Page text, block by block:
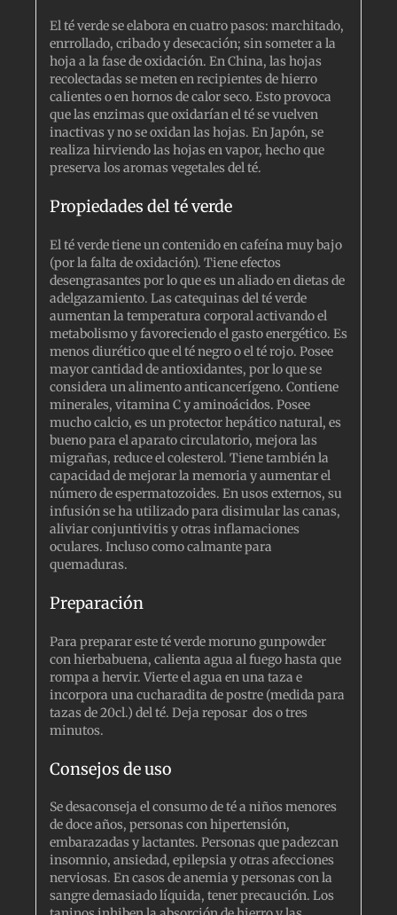
El té verde se elabora en cuatro pasos: marchitado,
enrrollado, cribado y desecación; sin someter a la
hoja a la fase de oxidación. En China, las hojas
recolectadas se meten en recipientes de hierro
calientes o en hornos de calor seco. Esto provoca
que las enzimas que oxidarían el té se vuelven
inactivas y no se oxidan las hojas. En Japón, se
realiza hirviendo las hojas en vapor, hecho que
preserva los aromas vegetales del té.
Propiedades del té verde
El té verde tiene un contenido en cafeína muy bajo
(por la falta de oxidación). Tiene efectos
desengrasantes por lo que es un aliado en dietas de
adelgazamiento. Las catequinas del té verde
aumentan la temperatura corporal activando el
metabolismo y favoreciendo el gasto energético. Es
menos diurético que el té negro o el té rojo. Posee
mayor cantidad de antioxidantes, por lo que se
considera un alimento anticancerígeno. Contiene
minerales, vitamina C y aminoácidos. Posee
mucho calcio, es un protector hepático natural, es
bueno para el aparato circulatorio, mejora las
migrañas, reduce el colesterol. Tiene también la
capacidad de mejorar la memoria y aumentar el
número de espermatozoides. En usos externos, su
infusión se ha utilizado para disimular las canas,
aliviar conjuntivitis y otras inflamaciones
oculares. Incluso como calmante para
quemaduras.
Preparación
Para preparar este té verde moruno gunpowder
con hierbabuena, calienta agua al fuego hasta que
rompa a hervir. Vierte el agua en una taza e
incorpora una cucharadita de postre (medida para
tazas de 20cl.) del té. Deja reposar dos o tres
minutos.
Consejos de uso
Se desaconseja el consumo de té a niños menores
de doce años, personas con hipertensión,
embarazadas y lactantes. Personas que padezcan
insomnio, ansiedad, epilepsia y otras afecciones
nerviosas. En casos de anemia y personas con la
sangre demasiado líquida, tener precaución. Los